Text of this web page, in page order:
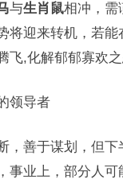
与生肖鼠相冲，需
将迎来转机，若能
飞,化解郁郁寡欢之
领导者
，善于谋划，但下
事业上，部分人可